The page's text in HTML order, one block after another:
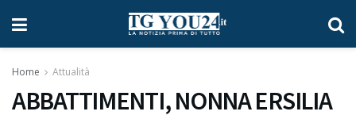
Home Attualità
ABBATTIMENTI, NONNA ERSILIA